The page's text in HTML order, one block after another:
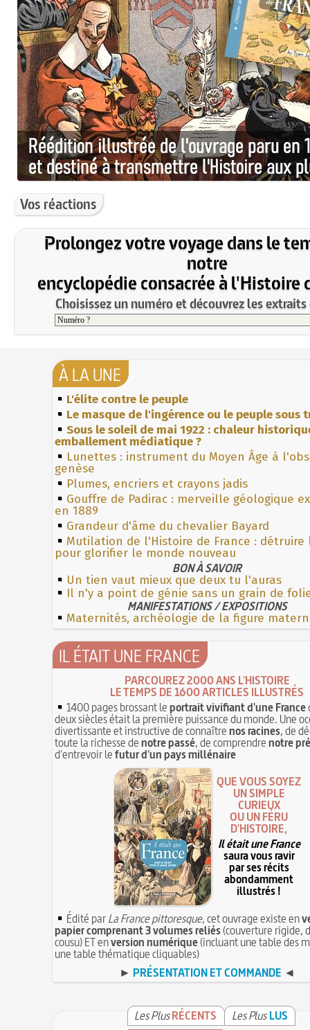
Vos réactions
Prolongez votre voyage dans le
notre
encyclopédie consacrée à l'Histoire
Choisissez un numéro et découvrez les
À LA UNE
L'élite contre le peuple
Le masque de l'ingérence ou le peuple sous
Sous le soleil de mai 1922 : chaleur
emballement médiatique ?
Lunettes : instrument du Moyen Âge à
genèse
Plumes, encriers et crayons jadis
Gouffre de Padirac : merveille géologique
en 1889
Grandeur d'âme du chevalier Bayard
Mutilation de l'Histoire de France : détruire
pour glorifier le monde nouveau
BON À SAVOIR
Un tien vaut mieux que deux tu l'auras
Il n'y a point de génie sans un grain de
MANIFESTATIONS / EXPOSITIONS
Maternités, archéologie de la figure
IL ÉTAIT UNE FRANCE
PARCOUREZ 2000 ANS L'HISTOIRE
LE TEMPS DE 1600 ARTICLES ILLUSTRÉS
1400 pages brossant leportrait vivifiant d'une France
deux siècles était la première puissance du monde. Une
divertissante et instructive de connaîtrenos racines, de
toute la richesse denotre passé, de comprendrenotre
d'entrevoir lefutur d'un pays millénaire
QUE VOUS SOYEZ
UN SIMPLE
CURIEUX
OU UN FÉRU
D'HISTOIRE,
Il était une France
saura vous ravir
par ses récits
abondamment
illustrés !
Édité parLa France pittoresque, cet ouvrage existe en
papier comprenant 3 volumes reliés(couverture rigide,
cousu) ET enversion numérique(incluant une table des
une table thématique cliquables)
► PRÉSENTATION ET COMMANDE ◄
Les PlusRÉCENTS Les Plus LUS